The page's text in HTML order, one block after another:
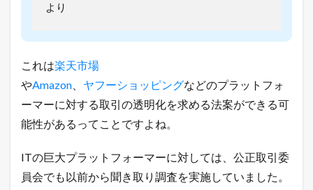
ッ
ッ
プ
の
メ
ガ
配
より
これは楽天市場
やAmazon ヤフーショッピングなどのプラットフォ
ーマーに対する取引の透明化を求める法案ができる可
能性があるってことですよね。
ITの巨大プラットフォーマーに対しては、公正取引委
員会でも以前から聞き取り調査を実施していました。